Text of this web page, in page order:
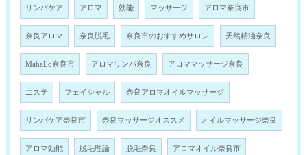
リンパケア アロマ 効能 マッサージ アロマ奈良市
奈良アロマ 奈良脱毛 奈良市のおすすめサロン 天然精油奈良
MahaLo奈良市 アロマリンパ奈良 アロママッサージ奈良
エステ フェイシャル 奈良アロマオイルマッサージ
リンパケア奈良市 奈良マッサージオススメ オイルマッサージ奈良
アロマ効能 脱毛理論 脱毛奈良 アロマオイル奈良市